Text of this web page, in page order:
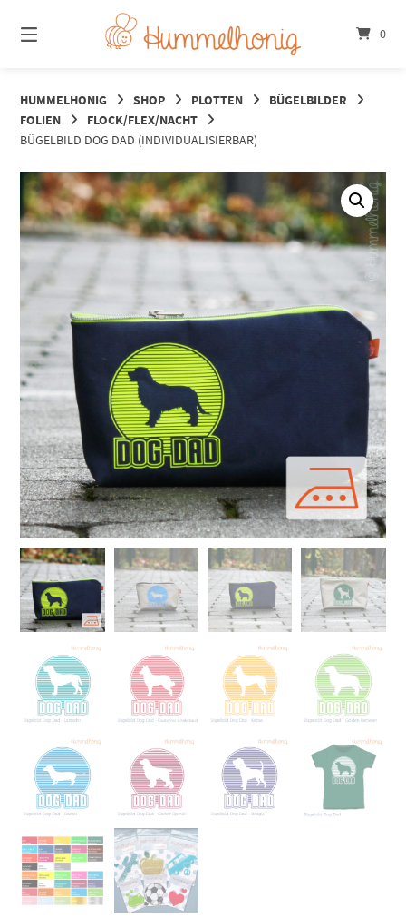
zum
Inhalt
0
HUMMELHONIG SHOP PLOTTEN
BÜGELBILDER
FOLIEN
FLOCK/FLEX/NACHT
BÜGELBILD DOG DAD (INDIVIDUALISIERBAR)